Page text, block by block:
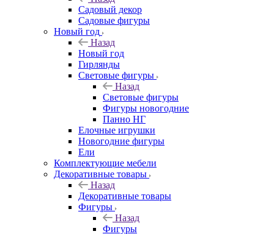
Садовый декор
Садовые фигуры
Новый год
Назад
Новый год
Гирлянды
Световые фигуры
Назад
Световые фигуры
Фигуры новогодние
Панно НГ
Елочные игрушки
Новогодние фигуры
Ели
Комплектующие мебели
Декоративные товары
Назад
Декоративные товары
Фигуры
Назад
Фигуры